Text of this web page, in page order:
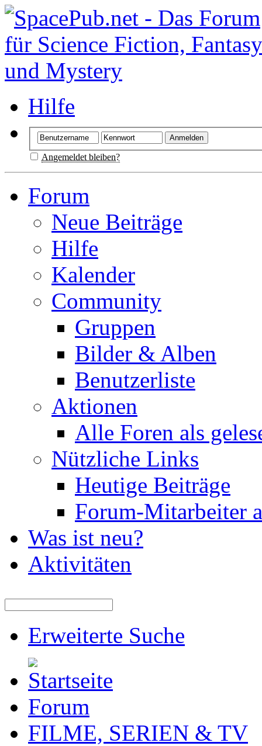
Hilfe
Angemeldet bleiben?
Forum
Neue Beiträge
Hilfe
Kalender
Community
Gruppen
Bilder & Alben
Benutzerliste
Aktionen
Alle Foren als
Nützliche Links
Heutige Beiträge
Forum-Mitarbeiter
Was ist neu?
Aktivitäten
Erweiterte Suche
Forum
FILME, SERIEN & TV